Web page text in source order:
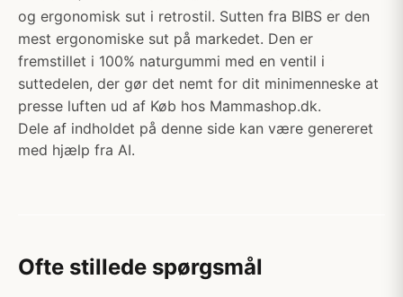
og ergonomisk sut i retrostil. Sutten fra BIBS er den
mest ergonomiske sut på markedet. Den er
fremstillet i 100% naturgummi med en ventil i
suttedelen, der gør det nemt for dit minimenneske at
presse luften ud af Køb hos Mammashop.dk.
Dele af indholdet på denne side kan være genereret
med hjælp fra AI.
Ofte stillede spørgsmål